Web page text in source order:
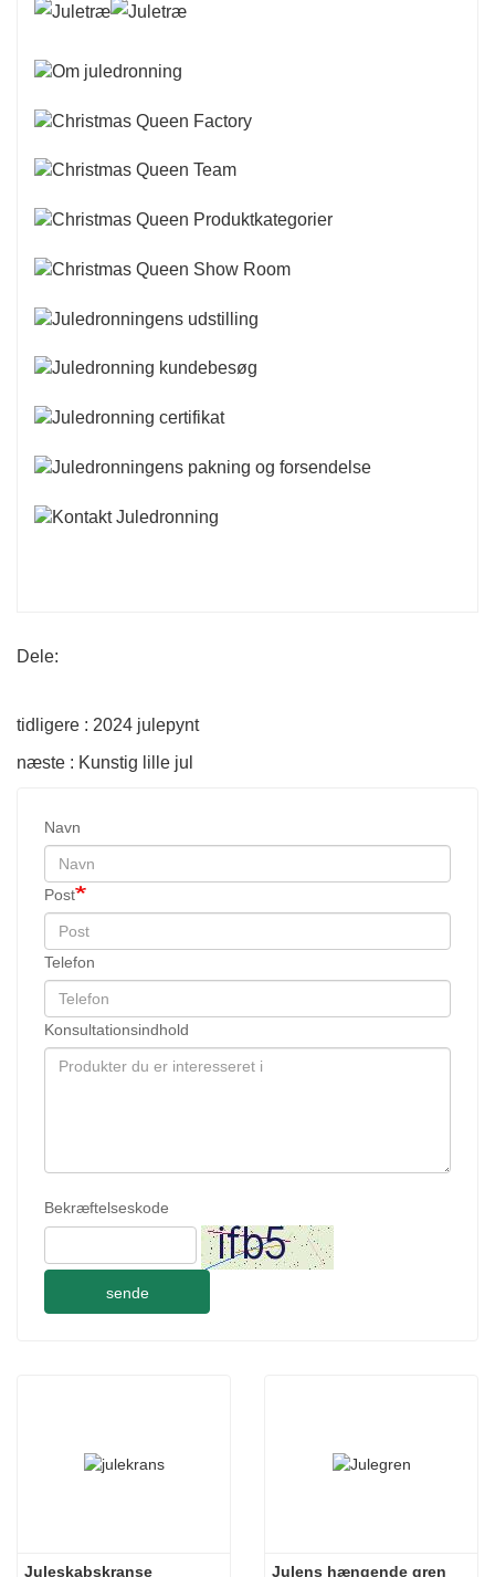
Dele:
tidligere : 2024 julepynt
næste : Kunstig lille jul
Navn
Post
Telefon
Konsultationsindhold
Bekræftelseskode
sende
Juleskabskranse Julens hængende gren